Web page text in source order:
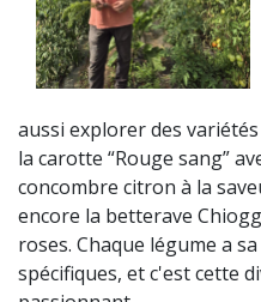
aussi explorer des
la carotte “Rouge sang”
concombre citron à la
encore la betterave
roses. Chaque légume a
spécifiques, et c'est cette